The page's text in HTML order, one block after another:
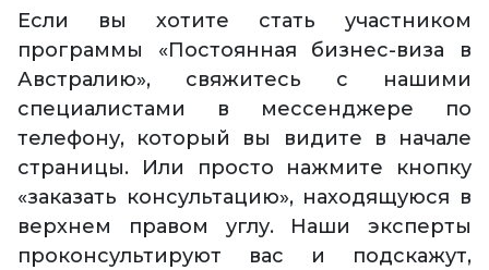
Если вы хотите стать участником
программы «Постоянная бизнес-виза в
Австралию», свяжитесь с нашими
специалистами в мессенджере по
телефону, который вы видите в начале
страницы. Или просто нажмите кнопку
«заказать консультацию», находящуюся в
верхнем правом углу. Наши эксперты
проконсультируют вас и подскажут,